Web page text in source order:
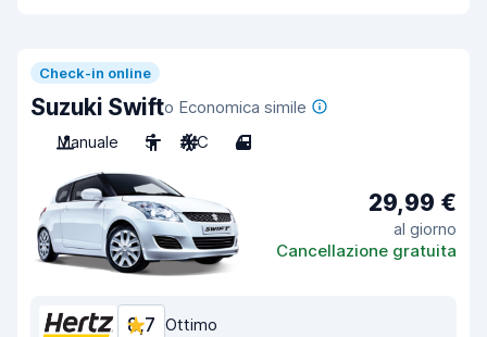
Check-in online
Suzuki Swifto Economica simile
Manuale
5 A/C 4
29,99 €
al giorno
Cancellazione gratuita
8,7 Ottimo